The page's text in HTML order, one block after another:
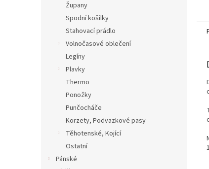
Župany
Spodní košilky
Stahovací prádlo
Volnočasové oblečení
Legíny
Plavky
Thermo
Ponožky
Punčocháče
Korzety, Podvazkové pasy
Těhotenské, Kojící
Ostatní
Pánské